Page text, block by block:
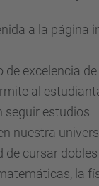
a la página
de excelencia
al
seguir estudios
nuestra
de cursar
la